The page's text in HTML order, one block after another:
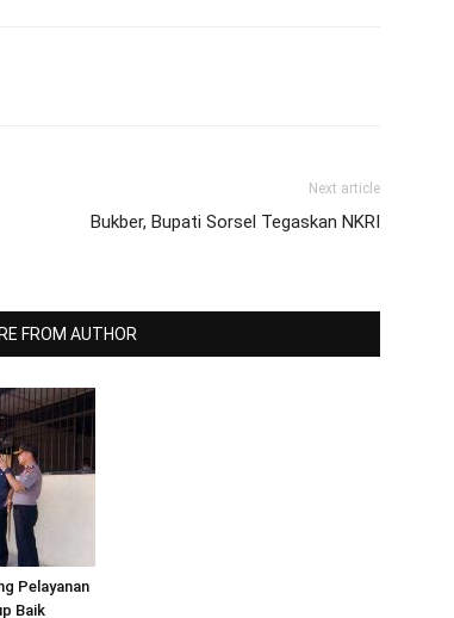
Next article
Bukber, Bupati Sorsel Tegaskan NKRI
FROM AUTHOR
Pelayanan
Baik